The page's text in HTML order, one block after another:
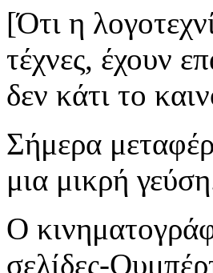
[Ότι η
τέχνες, έχουν
δεν κάτι το
Σήμερα
μια μικρή
Ο
σελίδες-